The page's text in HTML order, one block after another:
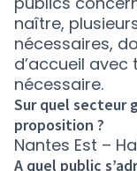
naître,
nécessaires,
d’accueil
nécessaire.
Sur quel secteur
proposition ?
Nantes Est –
A quel public